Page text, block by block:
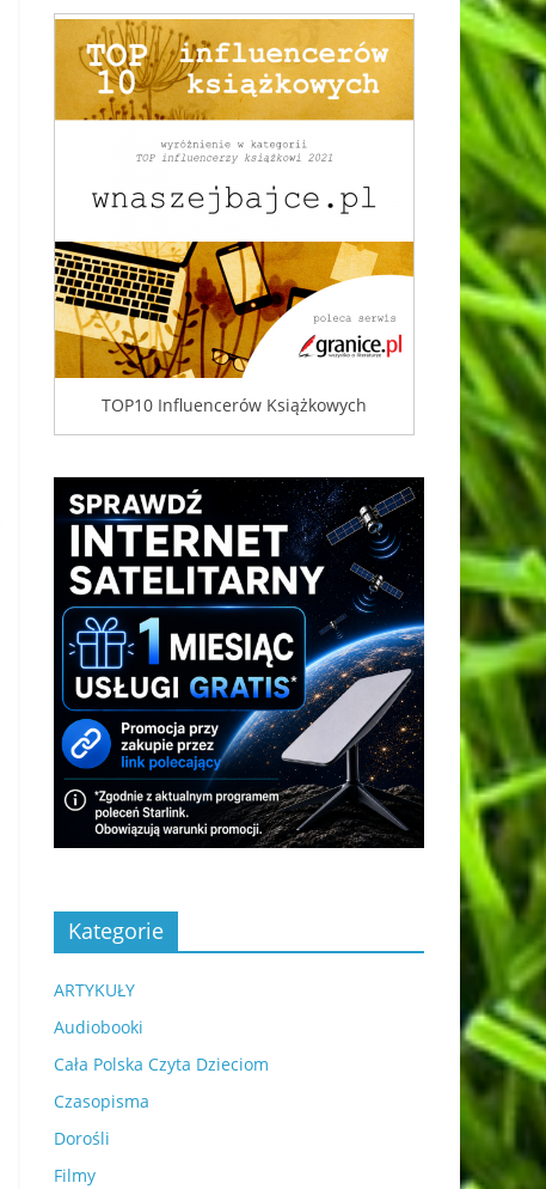
TOP10 Influencerów Książkowych
Kategorie
ARTYKUŁY
Audiobooki
Cała Polska Czyta Dzieciom
Czasopisma
Dorośli
Filmy